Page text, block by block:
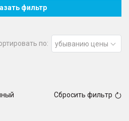
фильтр
по: убыванию цены
Сбросить фильтр